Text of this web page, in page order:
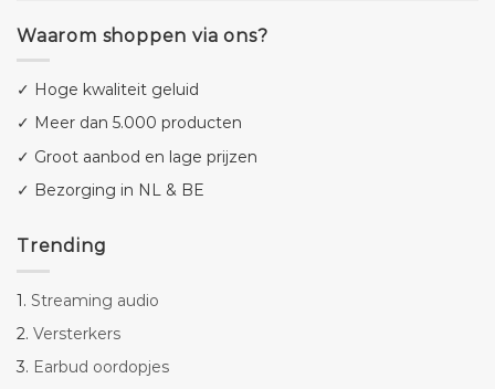
Waarom shoppen via ons?
✓ Hoge kwaliteit geluid
✓ Meer dan 5.000 producten
✓ Groot aanbod en lage prijzen
✓ Bezorging in NL & BE
Trending
1. Streaming audio
2. Versterkers
3. Earbud oordopjes